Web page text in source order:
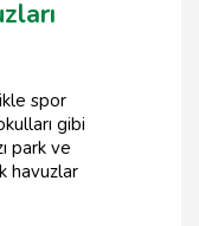
spor
gibi
park ve
havuzlar